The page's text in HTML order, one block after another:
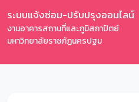
ระบบแจ้งซ่อม-ปรับปรุงออนไลน์
งานอาคารสถานที่และภูมิสถาปัตย์
มหาวิทยาลัยราชภัฏนครปฐม